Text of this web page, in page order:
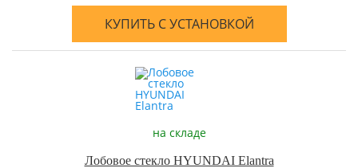
КУПИТЬ С УСТАНОВКОЙ
на складе
Лобовое стекло HYUNDAI Elantra